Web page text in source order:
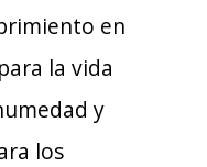
en
la vida
y
los